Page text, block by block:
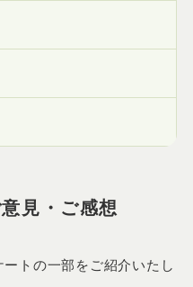
見・ご感想
トの一部をご紹介いたし